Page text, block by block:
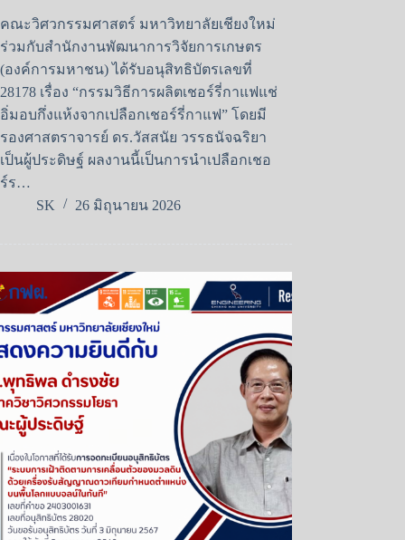
คณะวิศวกรรมศาสตร์ มหาวิทยาลัยเชียงใหม่
ร่วมกับสำนักงานพัฒนาการวิจัยการเกษตร
(องค์การมหาชน) ได้รับอนุสิทธิบัตรเลขที่
28178 เรื่อง “กรรมวิธีการผลิตเชอร์รี่กาแฟแช่
อิ่มอบกึ่งแห้งจากเปลือกเชอร์รี่กาแฟ” โดยมี
รองศาสตราจารย์ ดร.วัสสนัย วรรธนัจฉริยา
เป็นผู้ประดิษฐ์ ผลงานนี้เป็นการนำเปลือกเชอ
ร์ร…
SK
26 มิถุนายน 2026